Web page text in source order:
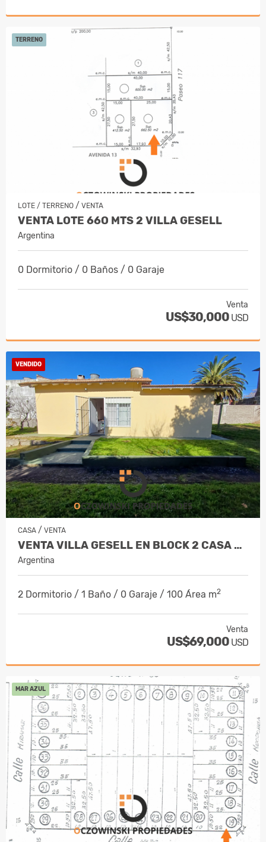
TERRENO
LOTE / TERRENO / VENTA
VENTA LOTE 66O MTS 2 VILLA GESELL
Argentina
0 Dormitorio / 0 Baños / 0 Garaje
Venta
US$30,000 USD
VENDIDO
CASA / VENTA
VENTA VILLA GESELL EN BLOCK 2 CASA 3 AMB
Argentina
2 Dormitorio / 1 Baño / 0 Garaje / 100 Área m2
Venta
US$69,000 USD
MAR AZUL